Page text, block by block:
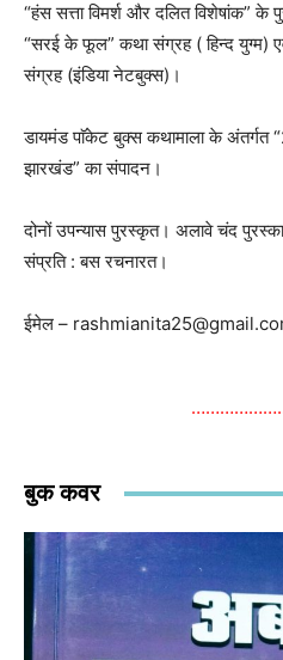
“हंस सत्ता विमर्श और दलित विशेषांक”
“सरई के फूल” कथा संग्रह ( हिन्द युग्म)
संग्रह (इंडिया नेटबुक्स)।
डायमंड पाॅकेट बुक्स कथामाला के अंतर्गत
झारखंड” का संपादन।
दोनों उपन्यास पुरस्कृत। अलावे चंद
संप्रति : बस रचनारत।
ईमेल –
बुक कवर